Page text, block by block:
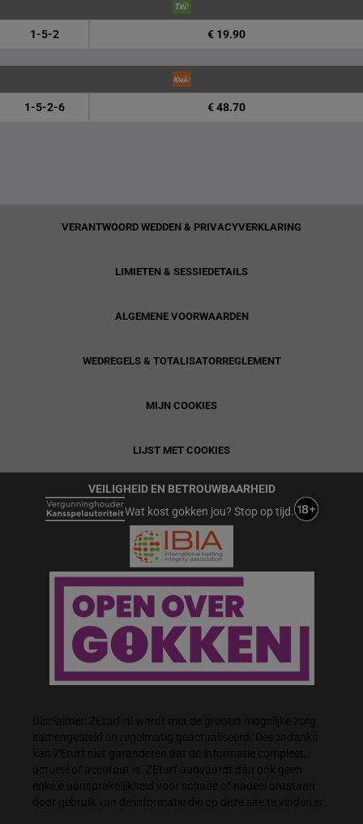
1-5-2 € 19.90
1-5-2-6 € 48.70
VERANTWOORD WEDDEN & PRIVACYVERKLARING
LIMIETEN & SESSIEDETAILS
ALGEMENE VOORWAARDEN
WEDREGELS & TOTALISATORREGLEMENT
MIJN COOKIES
LIJST MET COOKIES
VEILIGHEID EN BETROUWBAARHEID
Wat kost gokken jou? Stop op tijd.
Disclaimer: ZEturf.nl wordt met de grootst mogelijke zorg
samengesteld en regelmatig geactualiseerd. Desondanks
kan ZEturf niet garanderen dat de informatie compleet,
actueel of accuraat is. ZEturf aanvaardt dan ook geen
enkele aansprakelijkheid voor schade of nadeel ontstaan
door gebruik van de informatie die op deze site te vinden is.